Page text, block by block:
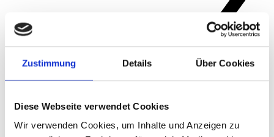
Zustimmung Details Über Cookies
Diese Webseite verwendet Cookies
Wir verwenden Cookies, um Inhalte und Anzeigen zu